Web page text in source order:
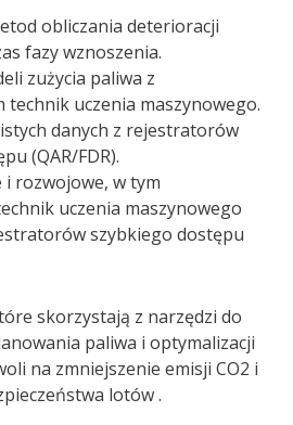
obliczania deterioracji
fazy wznoszenia.
zużycia paliwa z
technik uczenia maszynowego.
danych z rejestratorów
(QAR/FDR).
i rozwojowe, w tym
uczenia maszynowego
szybkiego dostępu
skorzystają z narzędzi do
paliwa i optymalizacji
na zmniejszenie emisji CO2 i
lotów .